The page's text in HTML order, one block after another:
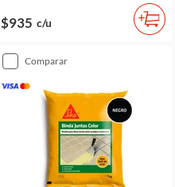
$935 c/u
comparar